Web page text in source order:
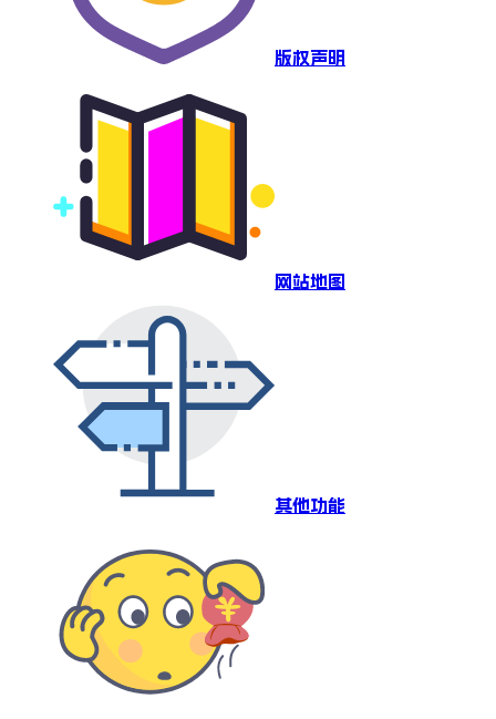
版权声明
网站地图
其他功能